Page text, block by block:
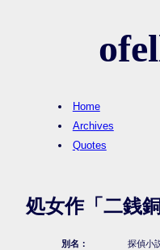
Home
Archives
Quotes
処女作「二銭
別名： 探偵小